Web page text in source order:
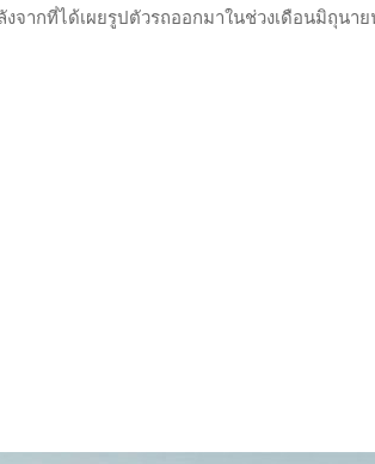
งจากที่ได้เผยรูปตัวรถออกมาในช่วงเดือนมิถุนา